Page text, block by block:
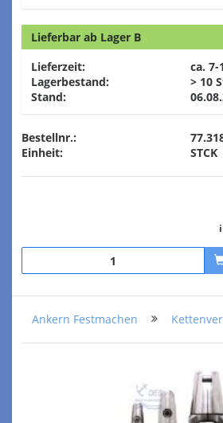
Lieferbar ab Lager B
Lieferzeit:
ca. 7-
Lagerbestand:
> 10
Stand:
Bestellnr.:
Einheit:
STCK
Ankern Festmachen